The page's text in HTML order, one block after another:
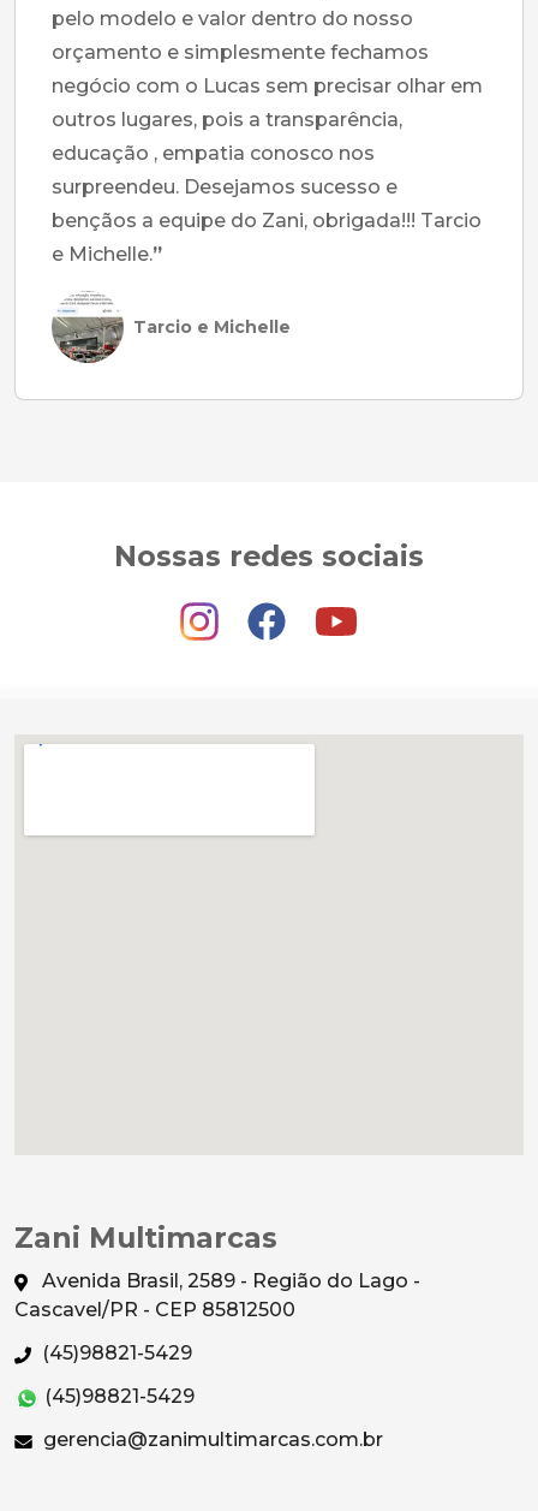
pelo modelo e valor dentro do nosso
orçamento e simplesmente fechamos
negócio com o Lucas sem precisar olhar em
outros lugares, pois a transparência,
educação , empatia conosco nos
surpreendeu. Desejamos sucesso e
bençãos a equipe do Zani, obrigada!!! Tarcio
e Michelle.”
Tarcio e Michelle
Nossas redes sociais
Zani Multimarcas
Avenida Brasil, 2589 - Região do Lago -
Cascavel/PR - CEP 85812500
(45)98821-5429
(45)98821-5429
gerencia@zanimultimarcas.com.br